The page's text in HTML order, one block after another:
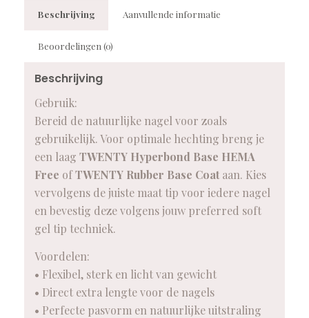
Beschrijving Aanvullende informatie
Beoordelingen (0)
Beschrijving
Gebruik:
Bereid de natuurlijke nagel voor zoals
gebruikelijk. Voor optimale hechting breng je
een laag TWENTY Hyperbond Base HEMA
Free ofTWENTY Rubber Base Coataan. Kies
vervolgens de juiste maat tip voor iedere nagel
en bevestig deze volgens jouw preferred soft
gel tip techniek.
Voordelen:
• Flexibel, sterk en licht van gewicht
• Direct extra lengte voor de nagels
• Perfecte pasvorm en natuurlijke uitstraling